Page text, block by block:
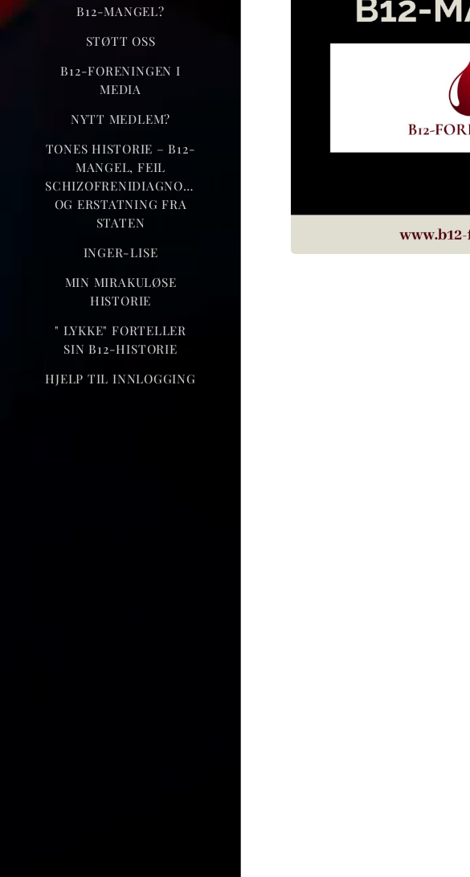
B12-MANGEL?
STØTT OSS
B12-FORENINGEN I
MEDIA
NYTT MEDLEM?
TONES HISTORIE – B12-
MANGEL, FEIL
SCHIZOFRENIDIAGNOSE
OG ERSTATNING FRA
STATEN
INGER-LISE
MIN MIRAKULØSE
HISTORIE
" LYKKE" FORTELLER
SIN B12-HISTORIE
HJELP TIL INNLOGGING